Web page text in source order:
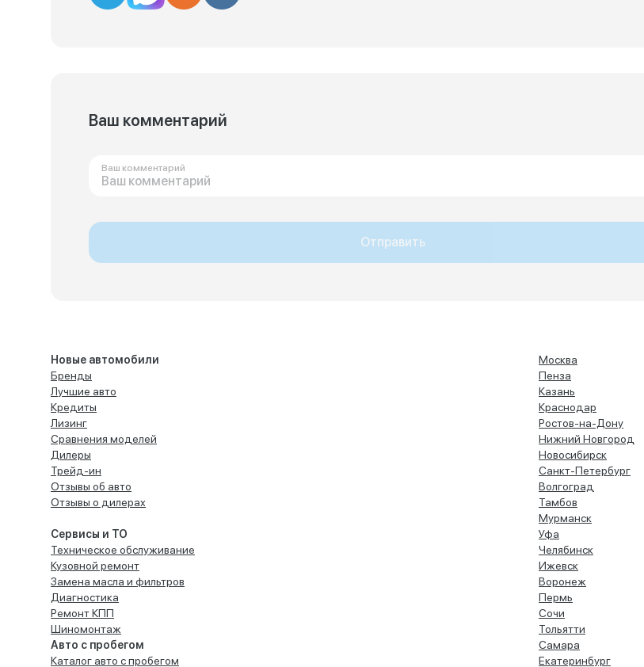
Ваш комментарий
Ваш комментарий
Отправить
Новые автомобили
Бренды
Лучшие авто
Кредиты
Лизинг
Сравнения моделей
Дилеры
Трейд-ин
Отзывы об авто
Отзывы о дилерах
Сервисы и ТО
Техническое обслуживание
Кузовной ремонт
Замена масла и фильтров
Диагностика
Ремонт КПП
Шиномонтаж
Авто с пробегом
Каталог авто с пробегом
Москва
Пенза
Казань
Краснодар
Ростов-на-Дону
Нижний Новгород
Новосибирск
Санкт-Петербург
Волгоград
Тамбов
Мурманск
Уфа
Челябинск
Ижевск
Воронеж
Пермь
Сочи
Тольятти
Самара
Екатеринбург